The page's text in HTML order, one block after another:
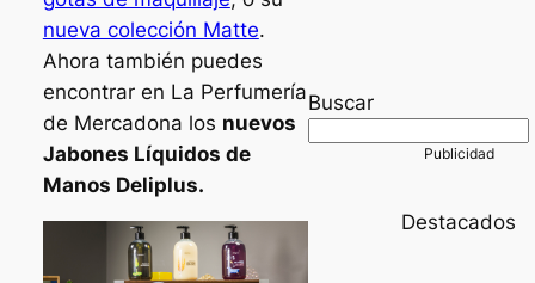
nueva colección Matte.
Ahora también puedes
encontrar en La Perfumería
de Mercadona los nuevos
Jabones Líquidos de
Manos Deliplus.
Buscar
Destacados